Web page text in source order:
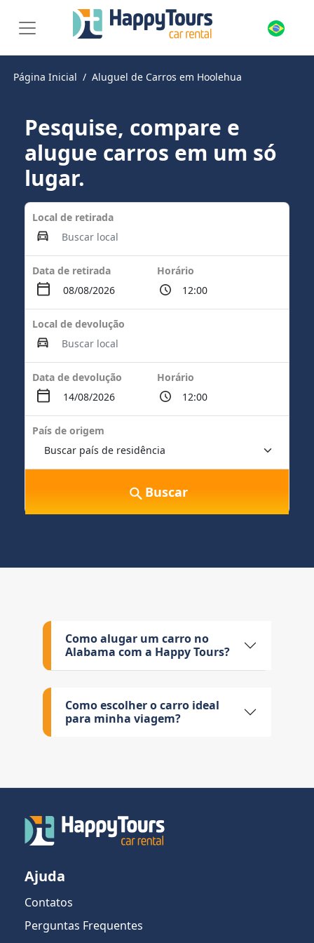
Página Inicial Aluguel de Carros em Hoolehua
Pesquise, compare e
alugue carros em um só
lugar.
Local de retirada
Data de retirada Horário
Local de devolução
Data de devolução Horário
País de origem
Buscar
Como alugar um carro no
Alabama com a Happy Tours?
Como escolher o carro ideal
para minha viagem?
Ajuda
Contatos
Perguntas Frequentes